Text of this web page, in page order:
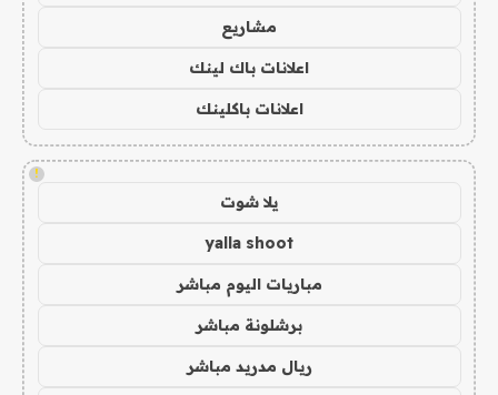
مشاريع
اعلانات باك لينك
اعلانات باكلينك
!
يلا شوت
yalla shoot
مباريات اليوم مباشر
برشلونة مباشر
ريال مدريد مباشر